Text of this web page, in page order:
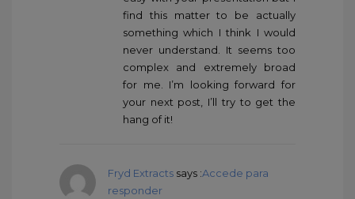
find this matter to be actually
something which I think I would
never understand. It seems too
complex and extremely broad
for me. I’m looking forward for
your next post, I’ll try to get the
hang of it!
Fryd Extracts says :Accede para
responder